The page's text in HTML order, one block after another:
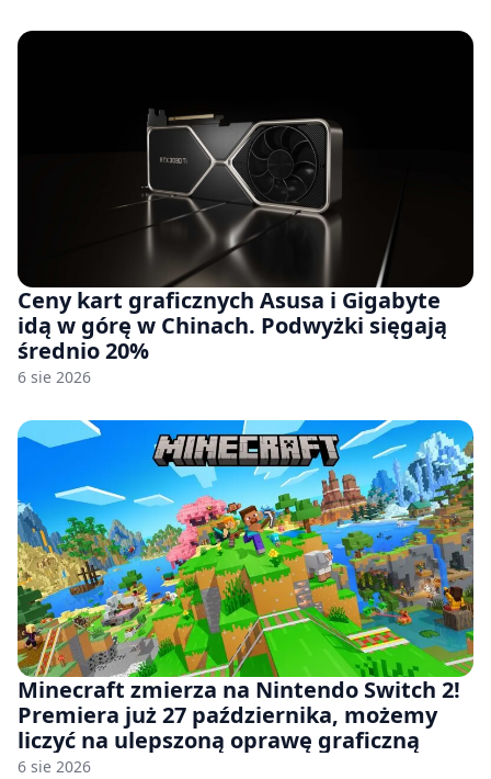
Ceny kart graficznych Asusa i Gigabyte
idą w górę w Chinach. Podwyżki sięgają
średnio 20%
6 sie 2026
Minecraft zmierza na Nintendo Switch 2!
Premiera już 27 października, możemy
liczyć na ulepszoną oprawę graficzną
6 sie 2026